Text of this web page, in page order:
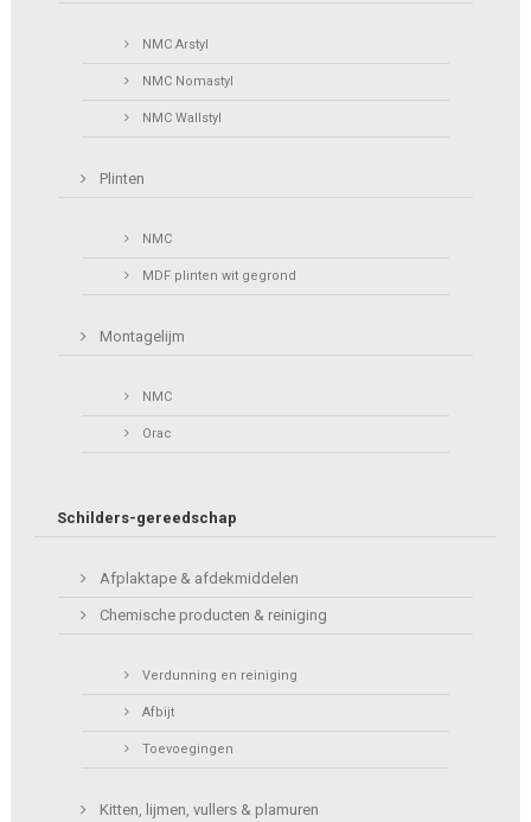
NMC Arstyl
NMC Nomastyl
NMC Wallstyl
Plinten
NMC
MDF plinten wit gegrond
Montagelijm
NMC
Orac
Schilders-gereedschap
Afplaktape & afdekmiddelen
Chemische producten & reiniging
Verdunning en reiniging
Afbijt
Toevoegingen
Kitten, lijmen, vullers & plamuren